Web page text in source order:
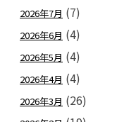
2026年7月 (7)
2026年6月 (4)
2026年5月 (4)
2026年4月 (4)
2026年3月 (26)